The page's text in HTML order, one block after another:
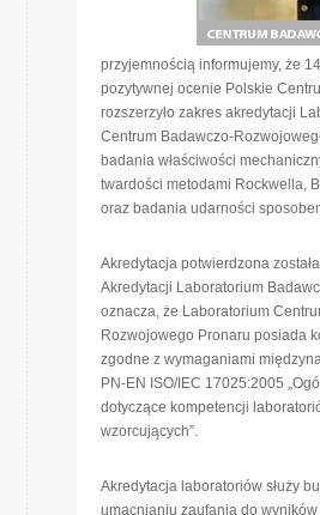
przyjemnością informujemy, że
pozytywnej ocenie Polskie
rozszerzyło zakres akredytacji
Centrum Badawczo-
badania właściwości
twardości metodami Rockwella,
oraz badania udarności
Akredytacja potwierdzona
Akredytacji Laboratorium
oznacza, że Laboratorium
Rozwojowego Pronaru posiada
zgodne z wymaganiami
PN-EN ISO/IEC 17025:2005
dotyczące kompetencji
wzorcujących”.
Akredytacja laboratoriów służy
umacnianiu zaufania do